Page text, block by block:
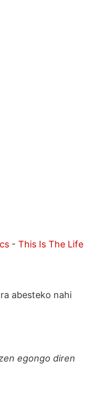
- This Is The Life
abesteko nahi
egongo diren